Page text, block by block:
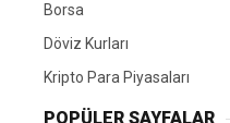
Borsa
Döviz Kurları
Kripto Para Piyasaları
POPÜLER SAYFALAR